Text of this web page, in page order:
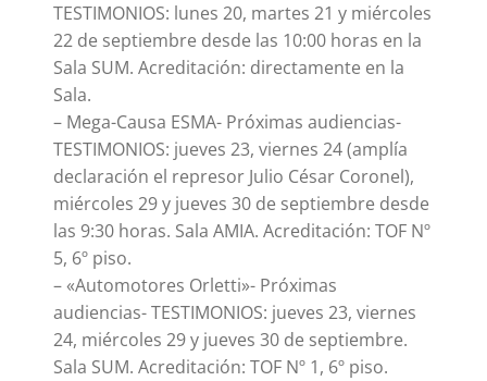
TESTIMONIOS: lunes 20, martes 21 y miércoles
22 de septiembre desde las 10:00 horas en la
Sala SUM. Acreditación: directamente en la
Sala.
– Mega-Causa ESMA- Próximas audiencias-
TESTIMONIOS: jueves 23, viernes 24 (amplía
declaración el represor Julio César Coronel),
miércoles 29 y jueves 30 de septiembre desde
las 9:30 horas. Sala AMIA. Acreditación: TOF Nº
5, 6º piso.
– «Automotores Orletti»- Próximas
audiencias- TESTIMONIOS: jueves 23, viernes
24, miércoles 29 y jueves 30 de septiembre.
Sala SUM. Acreditación: TOF Nº 1, 6º piso.